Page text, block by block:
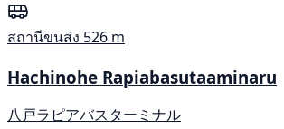
สถานีขนส่ง 526 m
Hachinohe Rapiabasutaaminaru
八戸ラピアバスターミナル